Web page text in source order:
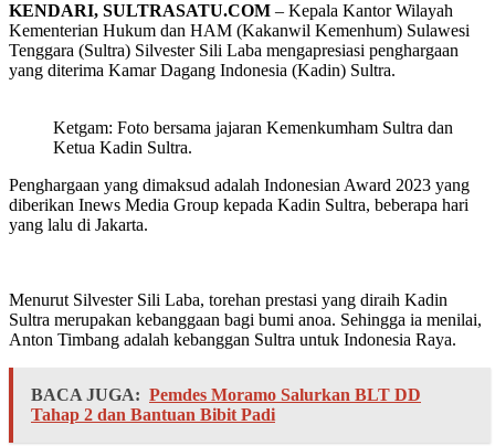
KENDARI, SULTRASATU.COM – Kepala Kantor Wilayah
Kementerian Hukum dan HAM (Kakanwil Kemenhum) Sulawesi
Tenggara (Sultra) Silvester Sili Laba mengapresiasi penghargaan
yang diterima Kamar Dagang Indonesia (Kadin) Sultra.
Ketgam: Foto bersama jajaran Kemenkumham Sultra dan
Ketua Kadin Sultra.
Penghargaan yang dimaksud adalah Indonesian Award 2023 yang
diberikan Inews Media Group kepada Kadin Sultra, beberapa hari
yang lalu di Jakarta.
Menurut Silvester Sili Laba, torehan prestasi yang diraih Kadin
Sultra merupakan kebanggaan bagi bumi anoa. Sehingga ia menilai,
Anton Timbang adalah kebanggan Sultra untuk Indonesia Raya.
BACA JUGA: Pemdes Moramo Salurkan BLT DD
Tahap 2 dan Bantuan Bibit Padi